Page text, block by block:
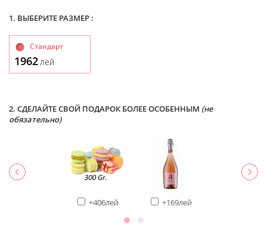
1. ВЫБЕРИТЕ РАЗМЕР :
Стандарт
1962лей
2. СДЕЛАЙТЕ СВОЙ ПОДАРОК БОЛЕЕ ОСОБЕННЫМ (не
обязательно)
+406лей +169лей